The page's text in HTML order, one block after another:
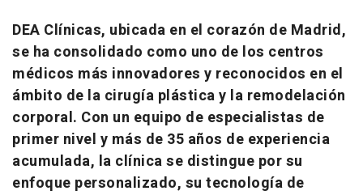
DEA Clínicas, ubicada en el corazón de Madrid,
se ha consolidado como uno de los centros
médicos más innovadores y reconocidos en el
ámbito de la cirugía plástica y la remodelación
corporal. Con un equipo de especialistas de
primer nivel y más de 35 años de experiencia
acumulada, la clínica se distingue por su
enfoque personalizado, su tecnología de